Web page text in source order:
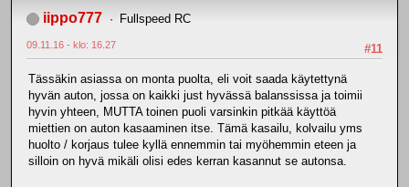
iippo777 Fullspeed RC
#11
09.11.16 - klo: 16.27
Tässäkin asiassa on monta puolta, eli voit saada käytettynä
hyvän auton, jossa on kaikki just hyvässä balanssissa ja toimii
hyvin yhteen, MUTTA toinen puoli varsinkin pitkää käyttöä
miettien on auton kasaaminen itse. Tämä kasailu, kolvailu yms
huolto / korjaus tulee kyllä ennemmin tai myöhemmin eteen ja
silloin on hyvä mikäli olisi edes kerran kasannut se autonsa.